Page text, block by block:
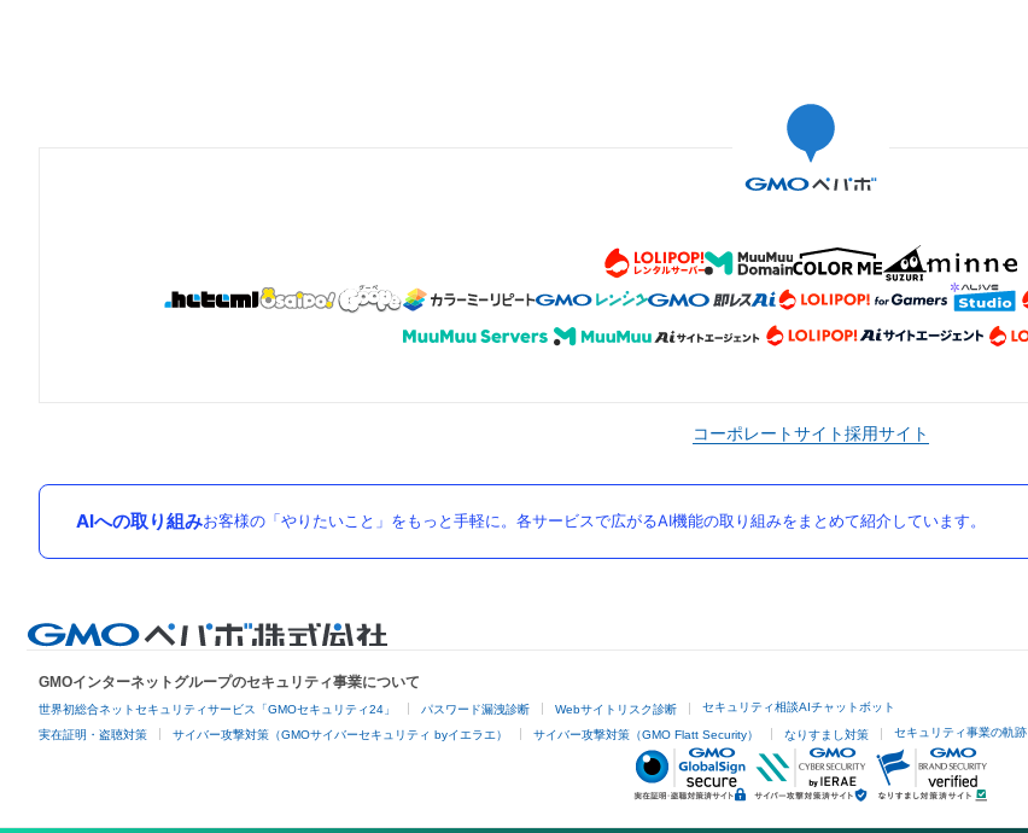
コーポレートサイト採用サイト
AIへの取り組みお客様の「やりたいこと」をもっと手軽に。各サービスで広がるAI機能の取り組みをまとめて紹介しています。
GMOインターネットグループのセキュリティ事業について
世界初総合ネットセキュリティサービス「GMOセキュリティ24」 パスワード漏洩診断 Webサイトリスク診断 セキュリティ相談AIチャットボット
実在証明・盗聴対策 サイバー攻撃対策（GMOサイバーセキュリティ byイエラエ） サイバー攻撃対策（GMO Flatt Security） なりすまし対策 セキュリティ事業の軌跡